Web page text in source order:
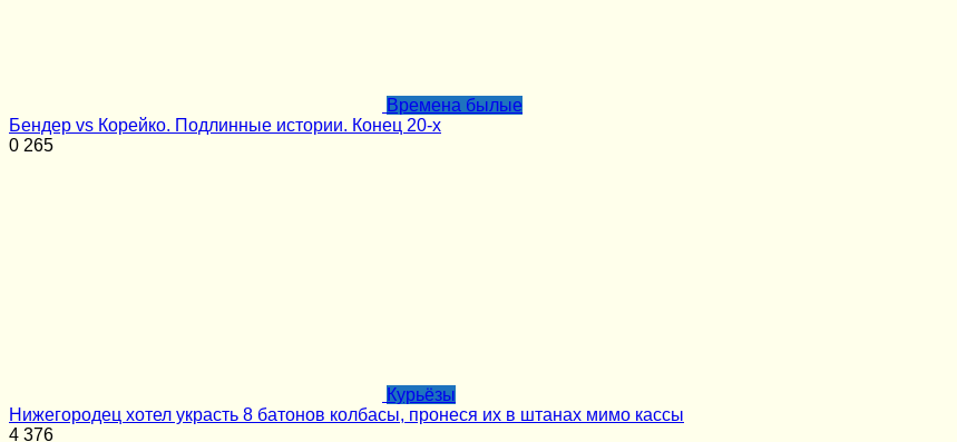
Времена былые
Бендер vs Корейко. Подлинные истории. Конец 20-х
0 265
Курьёзы
Нижегородец хотел украсть 8 батонов колбасы, пронеся их в штанах мимо кассы
4 376